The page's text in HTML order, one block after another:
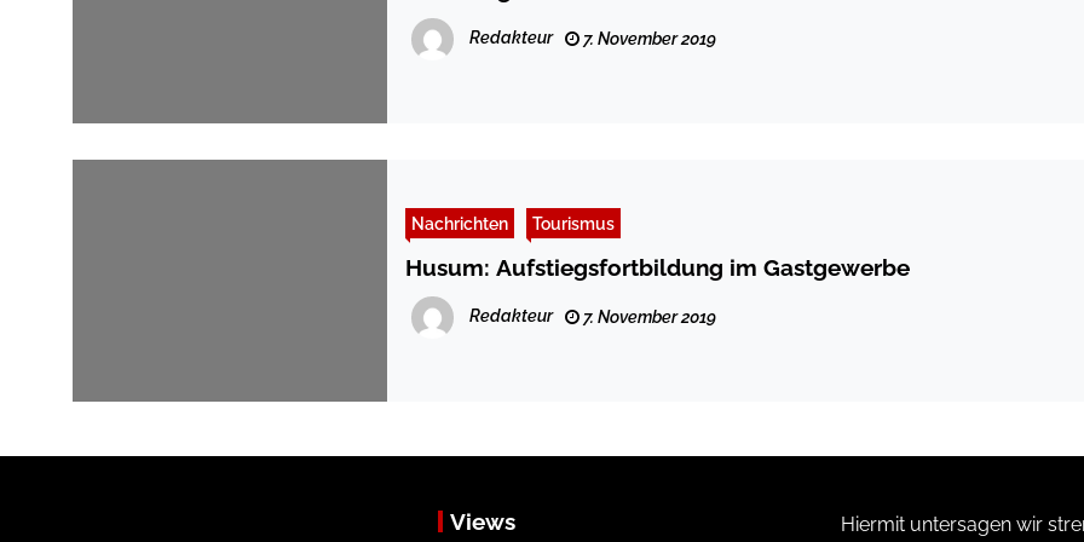
Redakteur 7. November 2019
Nachrichten Tourismus
Husum: Aufstiegsfortbildung im Gastgewerbe
Redakteur 7. November 2019
Views Hiermit untersagen wir